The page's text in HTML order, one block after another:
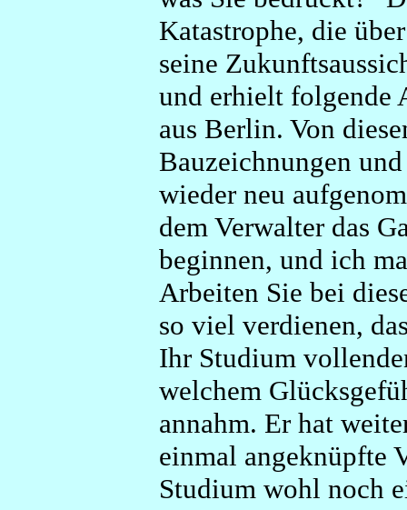
Katastrophe, die
seine
und erhielt folgende
aus Berlin. Von
Bauzeichnungen
wieder neu
dem Verwalter das
beginnen, und ich
Arbeiten Sie bei
so viel verdienen,
Ihr Studium
welchem
annahm. Er hat
einmal angeknüpfte
Studium wohl noch